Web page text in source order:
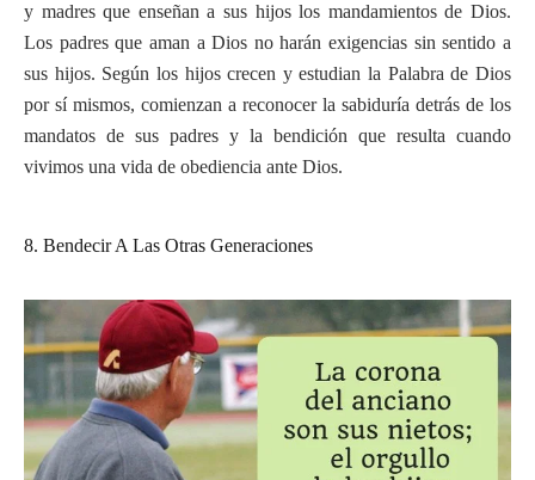
y madres que enseñan a sus hijos los mandamientos de Dios.
Los padres que aman a Dios no harán exigencias sin sentido a
sus hijos. Según los hijos crecen y estudian la Palabra de Dios
por sí mismos, comienzan a reconocer la sabiduría detrás de los
mandatos de sus padres y la bendición que resulta cuando
vivimos una vida de obediencia ante Dios.
8. Bendecir A Las Otras Generaciones